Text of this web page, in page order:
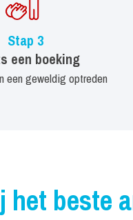
Stap 3
een boeking
een geweldig optreden
het beste